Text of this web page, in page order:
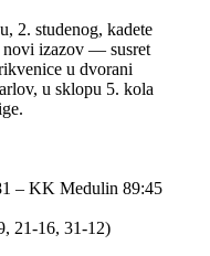
2. studenog, kadete
novi izazov — susret
u dvorani
u sklopu 5. kola
– KK Medulin 89:45
21-16, 31-12)